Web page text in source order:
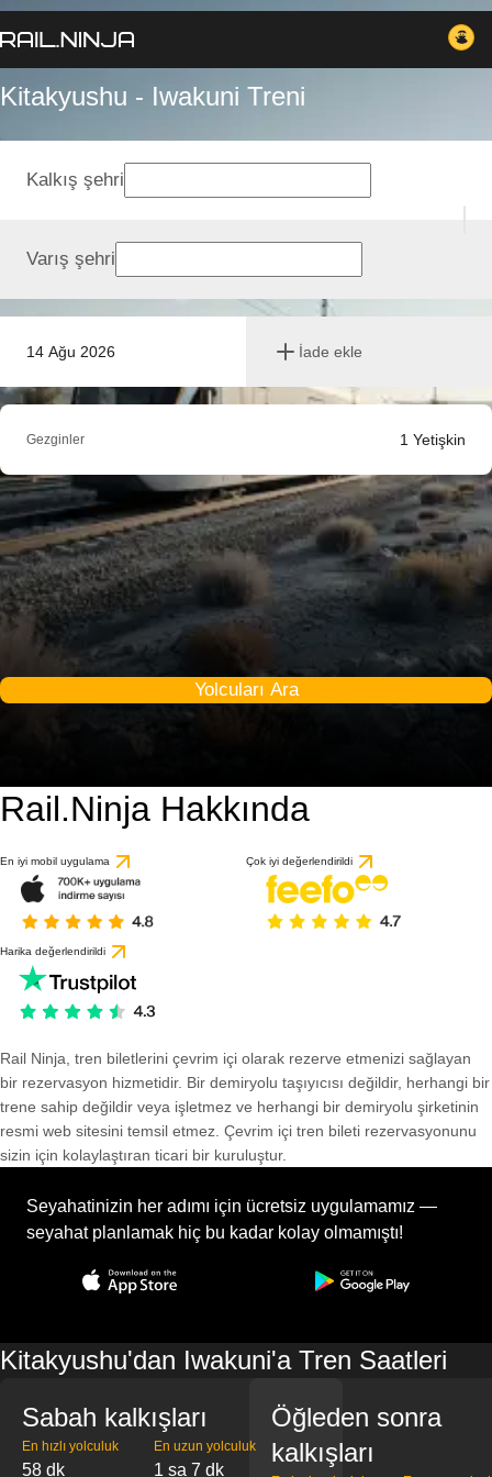
Kitakyushu - Iwakuni Treni
14 Ağu 2026 İade ekle
Kalkış şehri
Varış şehri
Gezginler 1 Yetişkin
Yolcuları Ara
Rail.Ninja Hakkında
En iyi mobil uygulama Çok iyi değerlendirildi
Harika değerlendirildi
Rail Ninja, tren biletlerini çevrim içi olarak rezerve etmenizi sağlayan
bir rezervasyon hizmetidir. Bir demiryolu taşıyıcısı değildir, herhangi bir
trene sahip değildir veya işletmez ve herhangi bir demiryolu şirketinin
resmi web sitesini temsil etmez. Çevrim içi tren bileti rezervasyonunu
sizin için kolaylaştıran ticari bir kuruluştur.
Seyahatinizin her adımı için ücretsiz uygulamamız —
seyahat planlamak hiç bu kadar kolay olmamıştı!
Kitakyushu'dan Iwakuni'a Tren Saatleri
Sabah kalkışları
En hızlı yolculuk
58 dk
En uzun yolculuk
1 sa 7 dk
Öğleden sonra
kalkışları